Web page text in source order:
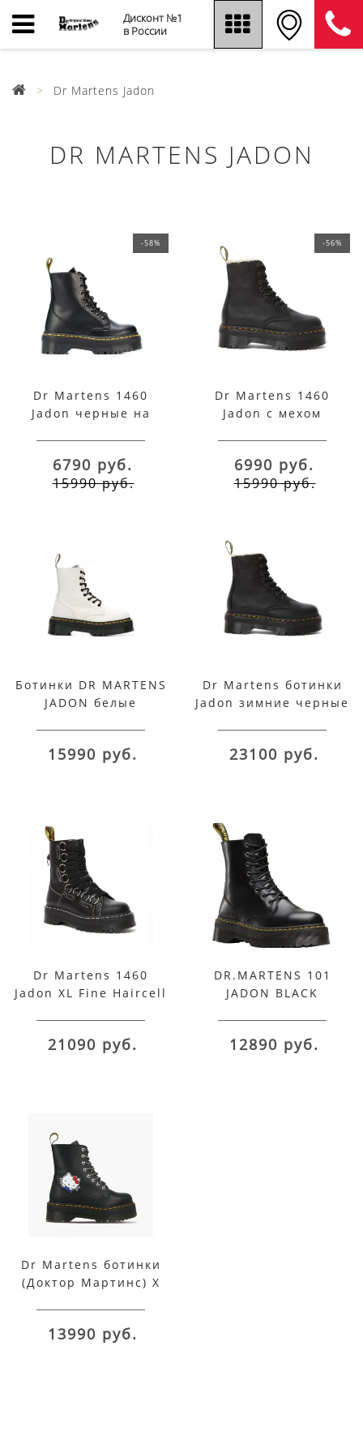
Дисконт №1
в России
Dr Martens Jadon
DR MARTENS JADON
-58%
Dr Martens 1460
Jadon черные на
6790 руб.
15990 руб.
-56%
Dr Martens 1460
Jadon с мехом
6990 руб.
15990 руб.
Ботинки DR MARTENS
JADON белые
15990 руб.
Dr Martens ботинки
Jadon зимние черные
23100 руб.
Dr Martens 1460
Jadon XL Fine Haircell
21090 руб.
DR.MARTENS 101
JADON BLACK
12890 руб.
Dr Martens ботинки
(Доктор Мартинс) X
13990 руб.